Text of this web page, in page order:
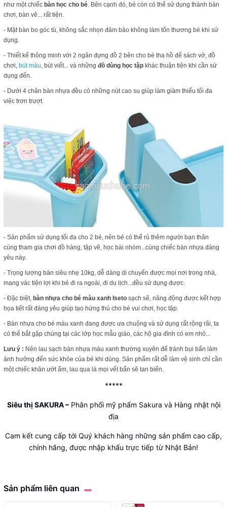
như một chiếc bàn học cho bé. Bên cạnh đó, bé còn có thể sử dụng thành bàn
chơi, bàn vẽ... rất tiện.
- Mặt bàn bo góc tù, không sắc nhọn đảm bảo không làm tổn thương bé khi sử
dụng.
- Thiết kế thông minh với 2 ngăn đựng đồ 2 bên cho bé tha hồ để sách vở, đồ
chơi, bút màu, bút viết... và những đồ dùng học tập khác thuận tiện khi cần sử
dụng đến.
- Dưới 4 chân bàn nhựa đều có những nút cao su giúp làm giảm thiểu tối đa
việc trơn trượt.
- Sản phẩm sử dụng tối đa cho 2 bé, nên bé có thể rủ thêm người bạn thân
cùng tham gia chơi đồ hàng, tập vẽ, học bài nhóm...cùng chiếc bàn nhựa đáng
yêu này.
- Trọng lượng bàn siêu nhẹ 10kg, dễ dàng di chuyển được mọi nơi trong nhà,
mang vác tiện lợi khi bé đi ra ngoài, đi du lịch...đều sử dụng được.
- Đặc biệt, bàn nhựa cho bé màu xanh Iseto sạch sẽ, năng động được kết hợp
họa tiết rất đáng yêu giúp tạo hứng thú cho bé vui chơi, học tập.
- Bàn nhựa cho bé màu xanh đang được ưa chuộng và sử dụng rất rộng rãi, ta
có thể bắt gặp chúng tại các lớp học mẫu giáo, các hộ gia đình có em nhỏ...
Lưu ý : Nên lau sạch bàn nhựa màu xanh thường xuyên để tránh bụi bẩn làm
ảnh hưởng đến sức khỏe của bé khi dùng. Sản phẩm rất dễ làm vệ sinh chỉ cần
một chiếc khăn ướt ẩm, lau qua là mọi vết bẩn sẽ tan biến.
*****
Siêu thị SAKURA –Phân phối mỹ phẩm Sakura và Hàng nhật nội
địa
Cam kết cung cấp tới Quý khách hàng những sản phẩm cao cấp,
chính hãng, được nhập khẩu trực tiếp từ Nhật Bản!
Sản phẩm liên quan